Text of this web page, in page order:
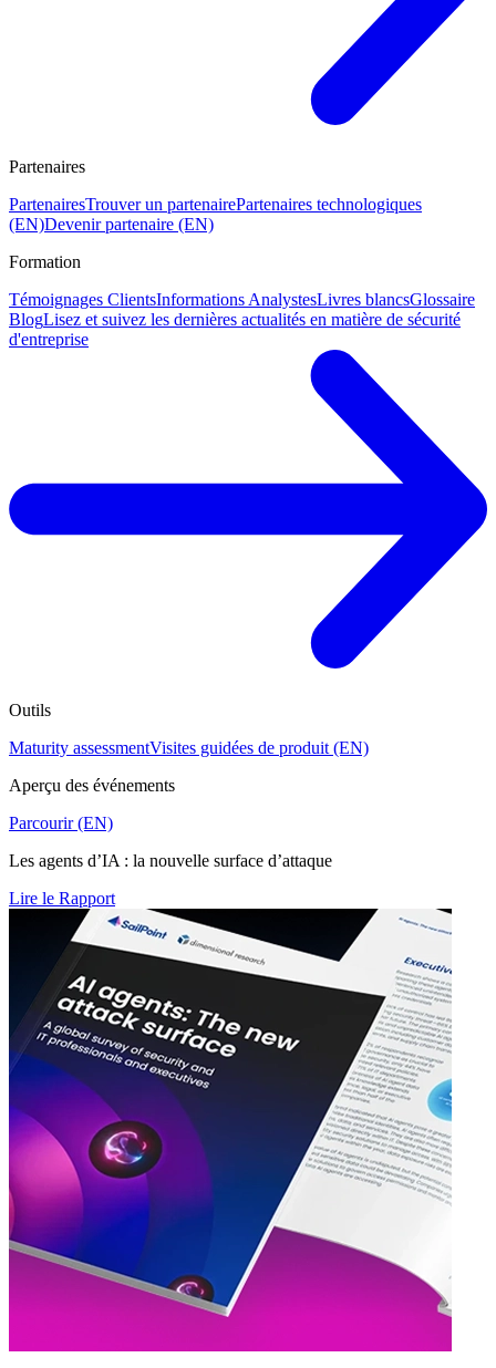
Partenaires
PartenairesTrouver un partenairePartenaires technologiques
(EN)Devenir partenaire (EN)
Formation
Témoignages ClientsInformations AnalystesLivres blancsGlossaire
BlogLisez et suivez les dernières actualités en matière de sécurité
d'entreprise
Outils
Maturity assessmentVisites guidées de produit (EN)
Aperçu des événements
Parcourir (EN)
Les agents d’IA : la nouvelle surface d’attaque
Lire le Rapport